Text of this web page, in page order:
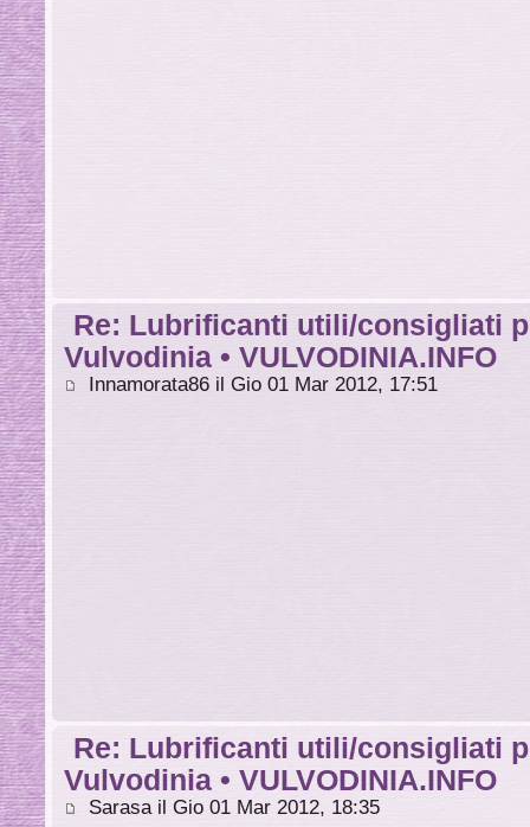
Re: Lubrificanti utili/consigliati
Vulvodinia • VULVODINIA.INFO
Innamorata86 il Gio 01 Mar 2012, 17:51
Re: Lubrificanti utili/consigliati
Vulvodinia • VULVODINIA.INFO
Sarasa il Gio 01 Mar 2012, 18:35